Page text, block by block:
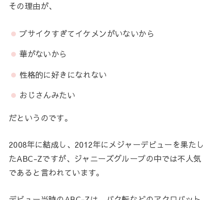
その理由が、
ブサイクすぎてイケメンがいないから
華がないから
性格的に好きになれない
おじさんみたい
だというのです。
2008年に結成し、2012年にメジャーデビューを果たし
たABC-Zですが、ジャニーズグループの中では不人気
であると言われています。